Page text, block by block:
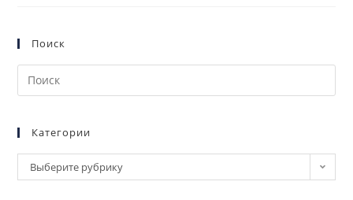
Поиск
Категории
Выберите рубрику